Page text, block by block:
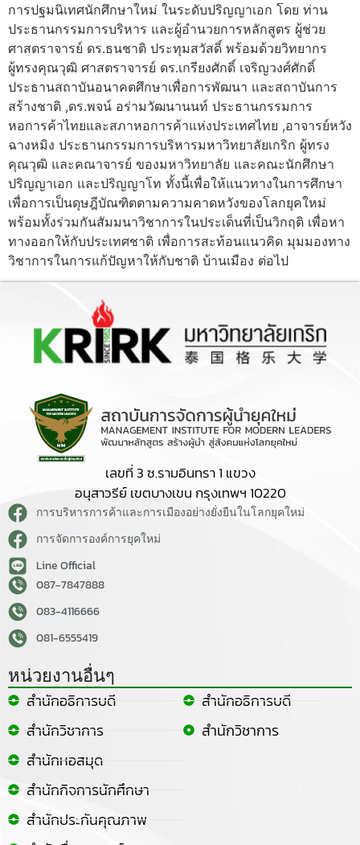
การปฐมนิเทศ​นักศึกษา​ใหม่​ ในระดับปริญญาเอก​ โดย​ ท่าน
ประธานกรรมการ​บริหาร​ และผู้​อำนวยการ​หลักสูตร​ ผู้ช่วย
ศาสตราจารย์​ ดร.​ธนชาติ​ ประทุม​สวัสดิ์​ พร้อมด้วยวิทยากร​
ผู้ทรงคุณวุฒิ​ ศาสตราจารย์​ ดร.เกรียงศักดิ์​ เจริญ​วงศ์ศักดิ์​
ประธาน​สถาบัน​อนาคต​ศึกษา​เพื่อการพัฒนา และสถาบันการ
สร้างชาติ​ ,ดร.พจน์​ อร่ามวัฒนานนท์​ ประธาน​กรรมการ
หอการค้าไทยและสภาหอการค้าแห่งประเทศไทย​ ,อาจารย์หวัง
ฉางหมิง ประธานกรรมการบริหารมหาวิทยาลัยเกริก ผู้ทรง
คุณวุฒิ​ และคณาจารย์ ของมหาวิทยาลัย​ และคณะนักศึกษา​
ปริญญาเอก และปริญญาโท ทั้งนี้เพื่อให้แนวทางในการ​ศึกษา​
เพื่อการเป็นดุษฎี​บัณฑิต​ตามความคาดหวัง​ของโลก​ยุคใหม่​
พร้อมทั้งร่วมกันสัมมนา​วิชาการ​ในประเด็น​ที่เป็นวิกฤติ​ เพื่อหา
ทางออก​ให้กับประเทศ​ชาติ​ เพื่อการสะท้อนแนวคิด​ มุมมองทาง
วิชาการ​ในการแก้ปัญหา​ให้กับชาติ​ บ้านเมือง​ ต่อไป
เลขที่ 3 ซ.รามอินทรา 1 แขวง
อนุสาวรีย์ เขตบางเขน กรุงเทพฯ 10220
การบริหารการค้าและการเมืองอย่างยั่งยืนในโลกยุคใหม่
การจัดการองค์การยุคใหม่
Line Official
087-7847888
083-4116666
081-6555419
หน่วยงานอื่นๆ
สำนักอธิการบดี
สำนักวิชาการ
สำนักหอสมุด
สำนักกิจการนักศึกษา
สำนักประกันคุณภาพ
สำนักอธิการบดี
สำนักวิชาการ